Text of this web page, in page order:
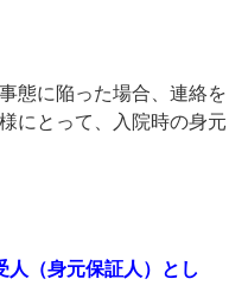
態に陥った場合、連絡を
にとって、入院時の身元
人（身元保証人）とし